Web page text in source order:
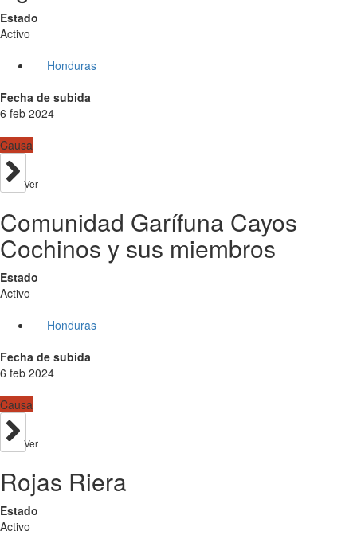
Estado
Activo
Honduras
Fecha de subida
6 feb 2024
Causa
Ver
Comunidad Garífuna Cayos
Cochinos y sus miembros
Estado
Activo
Honduras
Fecha de subida
6 feb 2024
Causa
Ver
Rojas Riera
Estado
Activo